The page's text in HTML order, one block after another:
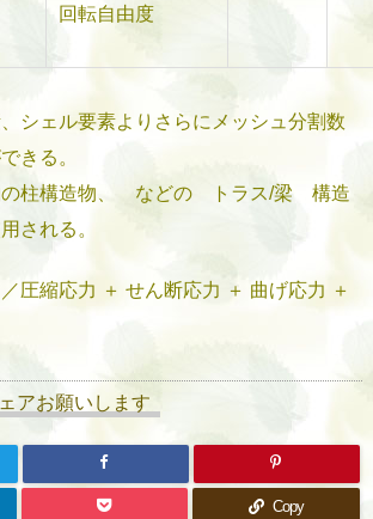
回転自由度
シェル要素よりさらにメッシュ分割数
きる。
柱構造物、 などの トラス/梁 構造
される。
応力 ＋ せん断応力 ＋ 曲げ応力 ＋
アお願いします
Copy